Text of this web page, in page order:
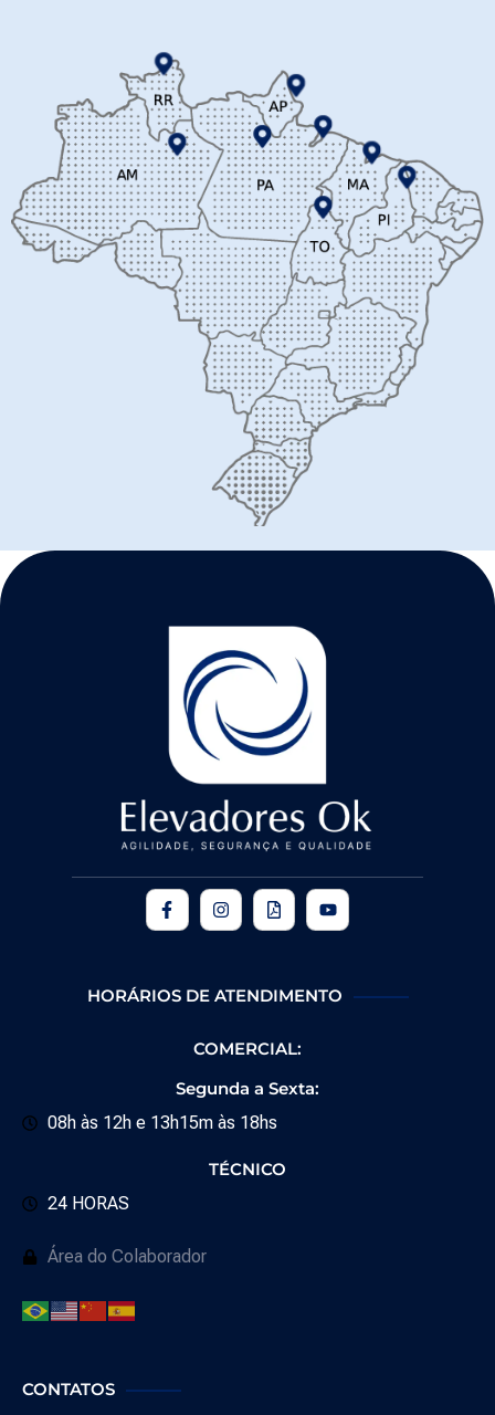
HORÁRIOS DE ATENDIMENTO
COMERCIAL:
Segunda a Sexta:
08h às 12h e 13h15m às 18hs
TÉCNICO
24 HORAS
Área do Colaborador
CONTATOS